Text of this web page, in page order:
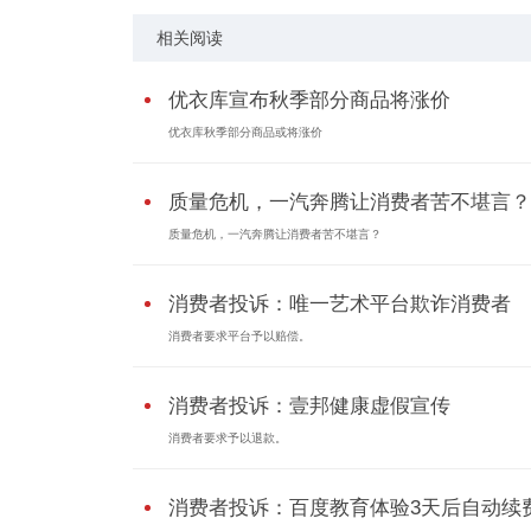
相关阅读
优衣库宣布秋季部分商品将涨价
优衣库秋季部分商品或将涨价
质量危机，一汽奔腾让消费者苦不堪言？
质量危机，一汽奔腾让消费者苦不堪言？
消费者投诉：唯一艺术平台欺诈消费者
消费者要求平台予以赔偿。
消费者投诉：壹邦健康虚假宣传
消费者要求予以退款。
消费者投诉：百度教育体验3天后自动续